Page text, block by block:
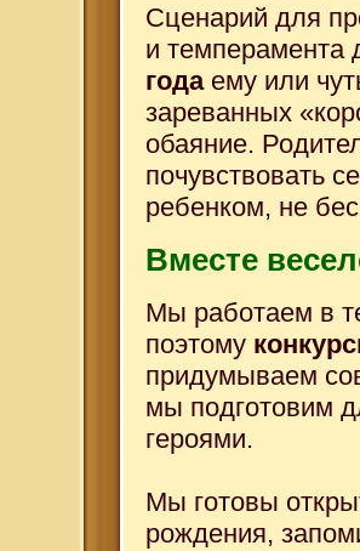
Сценарий для
и темперамента
годаему или
зареванных
обаяние.
почувствовать
ребенком, не
Вместе
Мы работаем в
поэтому
придумываем
мы подготовим
героями.
Мы готовы
рождения,